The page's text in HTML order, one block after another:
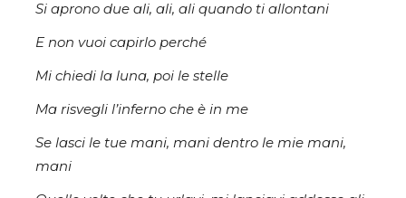
Si aprono due ali, ali, ali quando ti allontani
E non vuoi capirlo perché
Mi chiedi la luna, poi le stelle
Ma risvegli l’inferno che è in me
Se lasci le tue mani, mani dentro le mie mani,
mani